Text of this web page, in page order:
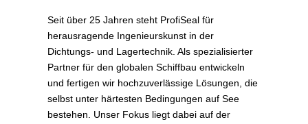
Seit über 25 Jahren steht ProfiSeal für
herausragende Ingenieurskunst in der
Dichtungs- und Lagertechnik. Als spezialisierter
Partner für den globalen Schiffbau entwickeln
und fertigen wir hochzuverlässige Lösungen, die
selbst unter härtesten Bedingungen auf See
bestehen. Unser Fokus liegt dabei auf der